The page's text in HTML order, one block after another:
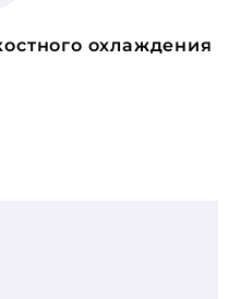
охлаждения